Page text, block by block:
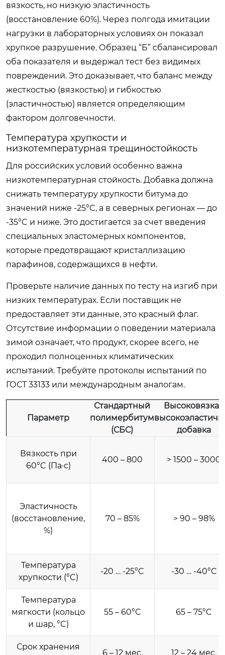
вязкость, но низкую эластичность
(восстановление 60%). Через полгода имитации
нагрузки в лабораторных условиях он показал
хрупкое разрушение. Образец “Б” сбалансировал
оба показателя и выдержал тест без видимых
повреждений. Это доказывает, что баланс между
жесткостью (вязкостью) и гибкостью
(эластичностью) является определяющим
фактором долговечности.
Температура хрупкости и
низкотемпературная трещиностойкость
Для российских условий особенно важна
низкотемпературная стойкость. Добавка должна
снижать температуру хрупкости битума до
значений ниже -25°C, а в северных регионах — до
-35°C и ниже. Это достигается за счет введения
специальных эластомерных компонентов,
которые предотвращают кристаллизацию
парафинов, содержащихся в нефти.
Проверьте наличие данных по тесту на изгиб при
низких температурах. Если поставщик не
предоставляет эти данные, это красный флаг.
Отсутствие информации о поведении материала
зимой означает, что продукт, скорее всего, не
проходил полноценных климатических
испытаний. Требуйте протоколы испытаний по
ГОСТ 33133 или международным аналогам.
Параметр
Стандартный
полимербитум
(СБС)
Высоковязкая
добавка
Вязкость при
60°C (Па·с)
400 – 800 > 1500 – 3000
Эластичность
(восстановление,
%)
70 – 85% > 90 – 98%
Температура
хрупкости (°C)
-20 … -25°C -30 … -40°C
Температура
мягкости (кольцо
и шар, °C)
55 – 60°C 65 – 75°C
Срок хранения
6 – 12 мес. 12 – 24 мес.